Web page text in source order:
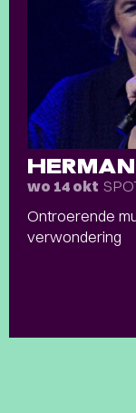
wo 14 okt
Ontroerende
verwondering